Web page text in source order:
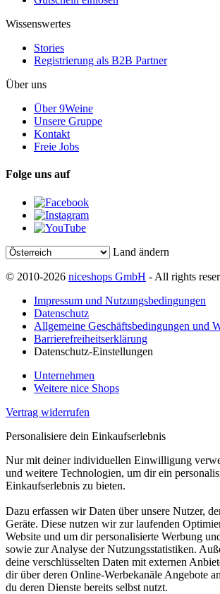
Wissenswertes
Stories
Registrierung als B2B Partner
Über uns
Über 9Weine
Unsere Gruppe
Kontakt
Freie Jobs
Folge uns auf
Land ändern
© 2010-2026 niceshops GmbH - All rights
Impressum und Nutzungsbedingungen
Datenschutz
Allgemeine Geschäftsbedingungen und
Barrierefreiheitserklärung
Datenschutz-Einstellungen
Unternehmen
Weitere nice Shops
Vertrag widerrufen
Personalisiere dein Einkaufserlebnis
Nur mit deiner individuellen Einwilligung
und weitere Technologien, um dir ein
Einkaufserlebnis zu bieten.
Dazu erfassen wir Daten über unsere Nutzer,
Geräte. Diese nutzen wir zur laufenden
Website und um dir personalisierte Werbung
sowie zur Analyse der Nutzungsstatistiken.
deine verschlüsselten Daten mit externen
dir über deren Online-Werbekanäle Angebote
du deren Dienste bereits selbst nutzt.